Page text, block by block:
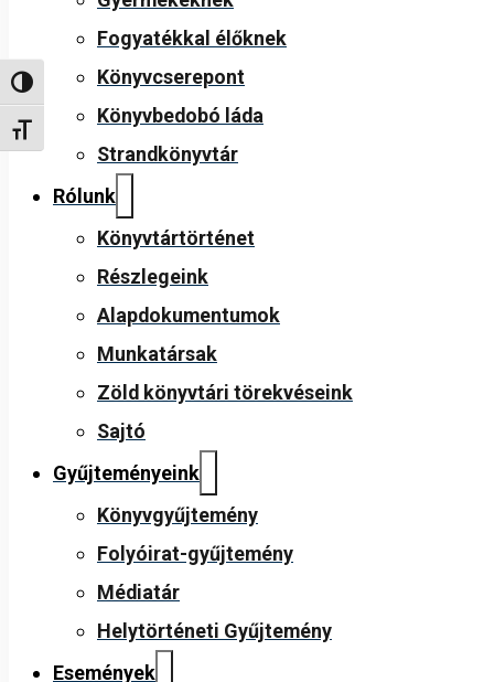
Nagy kontraszt váltása
Betűméret váltása
Fogyatékkal élőknek
Könyvcserepont
Könyvbedobó láda
Strandkönyvtár
Rólunk
Könyvtártörténet
Részlegeink
Alapdokumentumok
Munkatársak
Zöld könyvtári törekvéseink
Sajtó
Gyűjteményeink
Könyvgyűjtemény
Folyóirat-gyűjtemény
Médiatár
Helytörténeti Gyűjtemény
Események